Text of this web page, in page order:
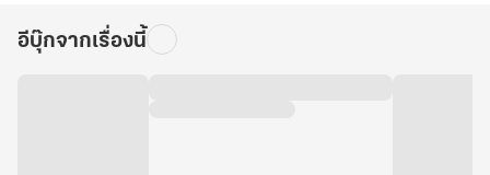
อีบุ๊กจากเรื่องนี้